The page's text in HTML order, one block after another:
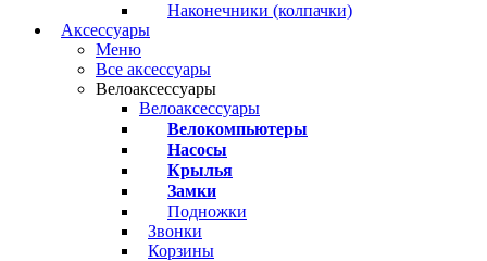
Наконечники (колпачки)
Аксессуары
Меню
Все аксессуары
Велоаксессуары
Велоаксессуары
Велокомпьютеры
Насосы
Крылья
Замки
Подножки
Звонки
Корзины